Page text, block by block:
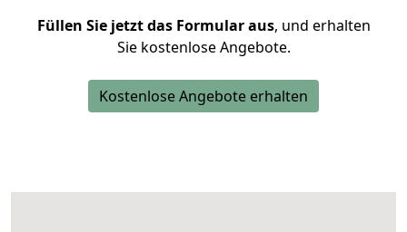
Füllen Sie jetzt das Formular aus, und erhalten
Sie kostenlose Angebote.
Kostenlose Angebote erhalten